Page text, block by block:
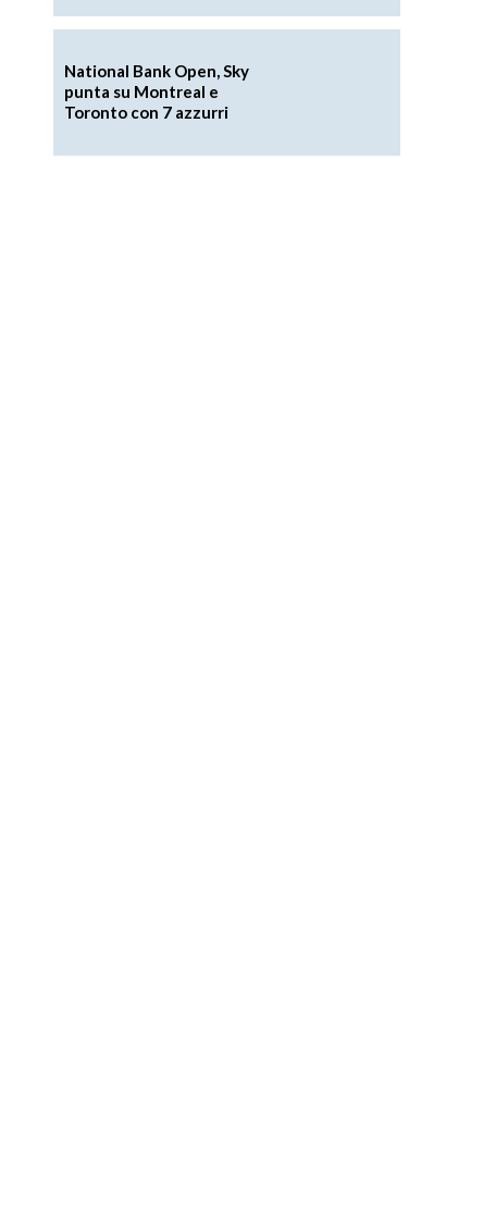
National Bank Open, Sky
punta su Montreal e
Toronto con 7 azzurri